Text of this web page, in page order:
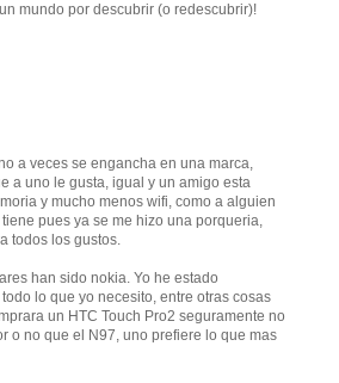
mundo por descubrir (o redescubrir)!
a veces se engancha en una marca,
a uno le gusta, igual y un amigo esta
y mucho menos wifi, como a alguien
pues ya se me hizo una porqueria,
todos los gustos.
han sido nokia. Yo he estado
lo que yo necesito, entre otras cosas
un HTC Touch Pro2 seguramente no
o no que el N97, uno prefiere lo que mas